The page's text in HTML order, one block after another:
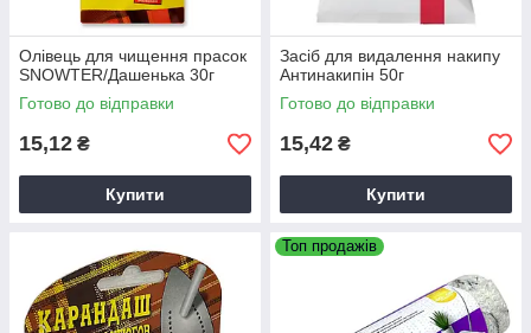
Олівець для чищення прасок
SNOWTER/Дашенька 30г
Готово до відправки
15,12 ₴
Купити
Засіб для видалення накипу
Антинакипін 50г
Готово до відправки
15,42 ₴
Купити
Топ продажів